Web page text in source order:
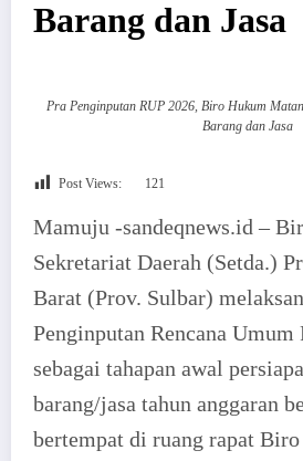
Barang dan Jasa
Pra Penginputan RUP 2026, Biro Hukum
Barang dan Jasa
Post Views: 121
Mamuju -sandeqnews.id –
Sekretariat Daerah (Setda.)
Barat (Prov. Sulbar)
Penginputan Rencana Umum
sebagai tahapan awal
barang/jasa tahun anggaran
bertempat di ruang rapat